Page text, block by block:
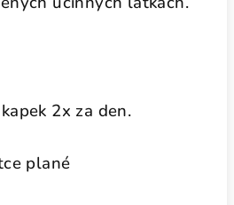
2x za den.
plané